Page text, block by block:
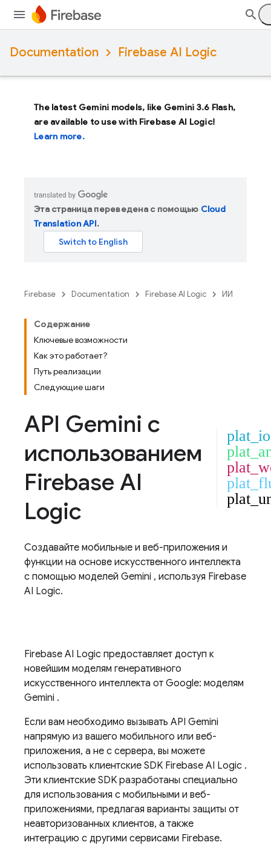
Documentation Firebase AI Logic
The latest Gemini models, like Gemini 3.6 Flash,
are available to use with Firebase AI Logic!
Learn more.
Эта страница переведена с помощью Cloud
Translation API.
Firebase Documentation Firebase AI Logic ИИ
Содержание
Ключевые возможности
Как это работает?
Путь реализации
Следующие шаги
API Gemini с
использованием
Firebase AI
Logic
Создавайте мобильные и веб-приложения и
функции на основе искусственного интеллекта
с помощью моделей Gemini , используя Firebase
AI Logic.
Firebase AI Logic предоставляет доступ к
новейшим моделям генеративного
искусственного интеллекта от Google: моделям
Gemini .
Если вам необходимо вызывать API Gemini
напрямую из вашего мобильного или веб-
приложения, а не с сервера, вы можете
использовать клиентские SDK Firebase AI Logic .
Эти клиентские SDK разработаны специально
для использования с мобильными и веб-
приложениями, предлагая варианты защиты от
неавторизованных клиентов, а также
интеграцию с другими сервисами Firebase.